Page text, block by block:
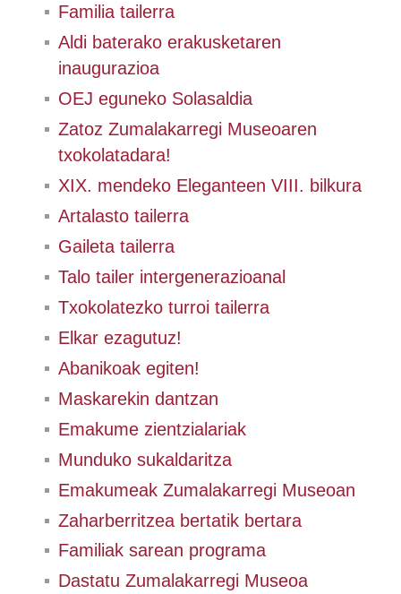
Familia tailerra
Aldi baterako erakusketaren
inaugurazioa
OEJ eguneko Solasaldia
Zatoz Zumalakarregi Museoaren
txokolatadara!
XIX. mendeko Eleganteen VIII. bilkura
Artalasto tailerra
Gaileta tailerra
Talo tailer intergenerazioanal
Txokolatezko turroi tailerra
Elkar ezagutuz!
Abanikoak egiten!
Maskarekin dantzan
Emakume zientzialariak
Munduko sukaldaritza
Emakumeak Zumalakarregi Museoan
Zaharberritzea bertatik bertara
Familiak sarean programa
Dastatu Zumalakarregi Museoa